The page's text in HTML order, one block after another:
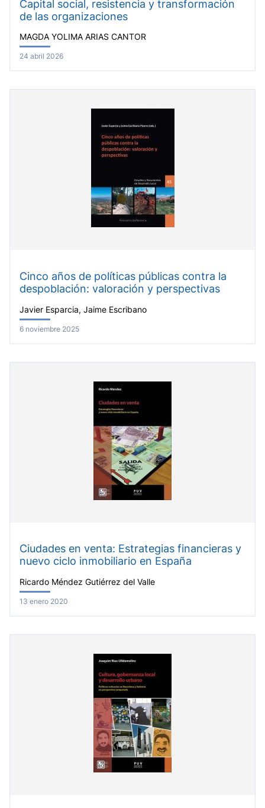
Capital social, resistencia y transformación
de las organizaciones
MAGDA YOLIMA ARIAS CANTOR
24 abril 2026
Cinco años de políticas públicas contra la
despoblación: valoración y perspectivas
Javier Esparcia, Jaime Escribano
6 noviembre 2025
Ciudades en venta: Estrategias financieras y
nuevo ciclo inmobiliario en España
Ricardo Méndez Gutiérrez del Valle
13 enero 2020